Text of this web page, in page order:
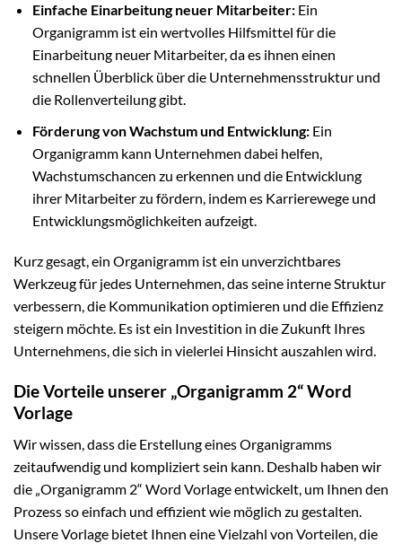
Einfache Einarbeitung neuer Mitarbeiter:Ein
Organigramm ist ein wertvolles Hilfsmittel für die
Einarbeitung neuer Mitarbeiter, da es ihnen einen
schnellen Überblick über die Unternehmensstruktur und
die Rollenverteilung gibt.
Förderung von Wachstum und Entwicklung:Ein
Organigramm kann Unternehmen dabei helfen,
Wachstumschancen zu erkennen und die Entwicklung
ihrer Mitarbeiter zu fördern, indem es Karrierewege und
Entwicklungsmöglichkeiten aufzeigt.
Kurz gesagt, ein Organigramm ist ein unverzichtbares
Werkzeug für jedes Unternehmen, das seine interne Struktur
verbessern, die Kommunikation optimieren und die Effizienz
steigern möchte. Es ist ein Investition in die Zukunft Ihres
Unternehmens, die sich in vielerlei Hinsicht auszahlen wird.
Die Vorteile unserer „Organigramm 2“ Word
Vorlage
Wir wissen, dass die Erstellung eines Organigramms
zeitaufwendig und kompliziert sein kann. Deshalb haben wir
die „Organigramm 2“ Word Vorlage entwickelt, um Ihnen den
Prozess so einfach und effizient wie möglich zu gestalten.
Unsere Vorlage bietet Ihnen eine Vielzahl von Vorteilen, die